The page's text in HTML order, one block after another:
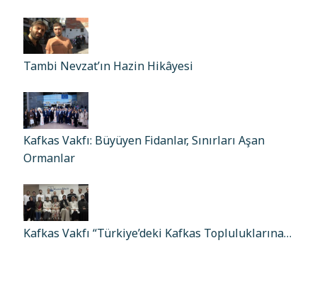
Tambi Nevzat’ın Hazin Hikâyesi
Kafkas Vakfı: Büyüyen Fidanlar, Sınırları Aşan
Ormanlar
Kafkas Vakfı “Türkiye’deki Kafkas Topluluklarına…